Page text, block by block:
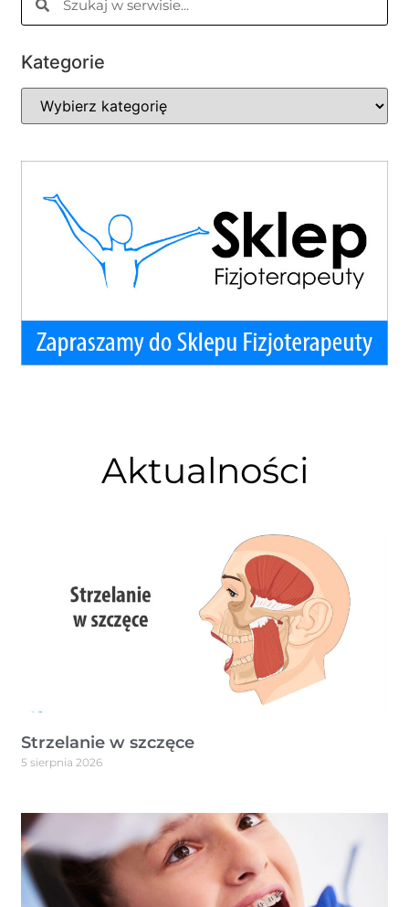
Kategorie
Aktualności
Strzelanie w szczęce
5 sierpnia 2026